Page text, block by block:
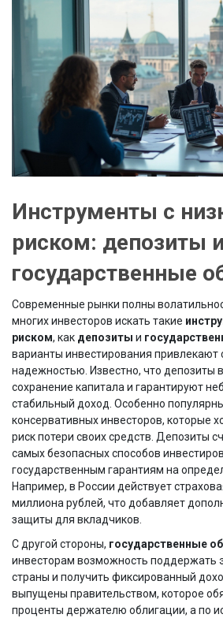
Инструменты с
риском: депозиты и
государственные
Современные рынки полны
многих инвесторов искать такие
риском, как депозиты и
варианты инвестирования привлекают
надежностью. Известно, что депозиты
сохранение капитала и гарантируют
стабильный доход. Особенно
консервативных инвесторов, которые
риск потери своих средств. Депозиты
самых безопасных способов
государственным гарантиям на
Например, в России действует
миллиона рублей, что добавляет
защиты для вкладчиков.
C другой стороны, государственные
инвесторам возможность поддержать
страны и получить фиксированный
выпущены правительством, которое
проценты держателю облигации, а по